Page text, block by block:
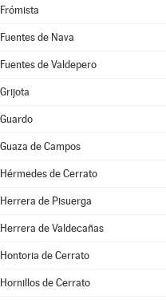
Frómista
Fuentes de Nava
Fuentes de Valdepero
Grijota
Guardo
Guaza de Campos
Hérmedes de Cerrato
Herrera de Pisuerga
Herrera de Valdecañas
Hontoria de Cerrato
Hornillos de Cerrato